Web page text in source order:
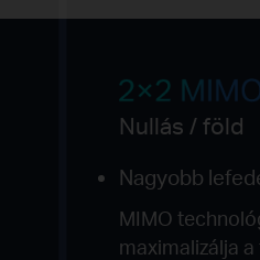
Nullás / föld
Nagyobb
MIMO
maximalizálja